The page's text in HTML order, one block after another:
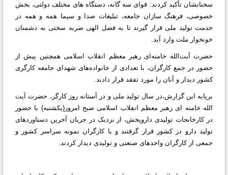
سخنانشان تأکید کردند: قوای سه گانه، دستگاه های مختلف دولتی، بخش
خصوصی، فرهنگ سازان جامعه، تبلیغات صدا و سیما همه و همه در
خدمت تولید ملی قرار گیرند تا به فضل الهی ضربه سختی به دشمنان
خونخوار ملت وارد آید.
حضرت آیت‌الله خامنه‌ای رهبر معظم انقلاب اسلامی همچنین پیش از
حضور در جمع کارگران، با تعدادی از خانواده‌های شهدای جامعه کارگری
کشور دیدار و آنان را مورد تفقد قرار دادند.
برپایه این گزارش،‌در سال تولید ملی و در آستانه روز کارگر، حضرت آیت
الله خامنه ای رهبر معظم انقلاب اسلامی صبح امروز(یکشنبه) با حضور
در کارخانجات تولیدی داروپخش، از نزدیک در جریان آخرین دستاوردهای
تولید دارو در کشور قرار گرفتند و با کارگران نمونه سراسر کشور و
جمعی از کارگران واحدهای صنعتی و تولیدی دیدار کردند.